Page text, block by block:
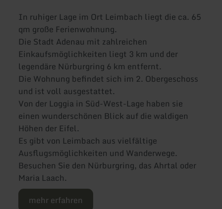
In ruhiger Lage im Ort Leimbach liegt die ca. 65
qm große Ferienwohnung.
Die Stadt Adenau mit zahlreichen
Einkaufsmöglichkeiten liegt 3 km und der
legendäre Nürburgring 6 km entfernt.
Die Wohnung befindet sich im 2. Obergeschoss
und ist voll ausgestattet.
Von der Loggia in Süd-West-Lage haben sie
einen wunderschönen Blick auf die waldigen
Höhen der Eifel.
Es gibt von Leimbach aus vielfältige
Ausflugsmöglichkeiten und Wanderwege.
Besuchen Sie den Nürburgring, das Ahrtal oder
Maria Laach.
mehr erfahren